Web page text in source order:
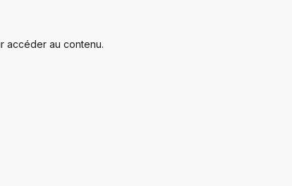
accéder au contenu.